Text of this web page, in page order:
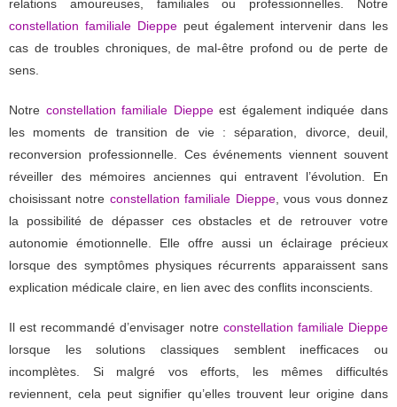
relations amoureuses, familiales ou professionnelles. Notre
constellation familiale Dieppe peut également intervenir dans les
cas de troubles chroniques, de mal-être profond ou de perte de
sens.
Notre constellation familiale Dieppeest également indiquée dans
les moments de transition de vie : séparation, divorce, deuil,
reconversion professionnelle. Ces événements viennent souvent
réveiller des mémoires anciennes qui entravent l’évolution. En
choisissant notre constellation familiale Dieppe, vous vous donnez
la possibilité de dépasser ces obstacles et de retrouver votre
autonomie émotionnelle. Elle offre aussi un éclairage précieux
lorsque des symptômes physiques récurrents apparaissent sans
explication médicale claire, en lien avec des conflits inconscients.
Il est recommandé d’envisager notre constellation familiale Dieppe
lorsque les solutions classiques semblent inefficaces ou
incomplètes. Si malgré vos efforts, les mêmes difficultés
reviennent, cela peut signifier qu’elles trouvent leur origine dans